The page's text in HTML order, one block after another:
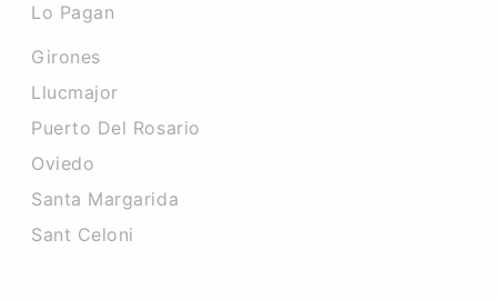
Lo Pagan
Girones
Llucmajor
Puerto Del Rosario
Oviedo
Santa Margarida
Sant Celoni